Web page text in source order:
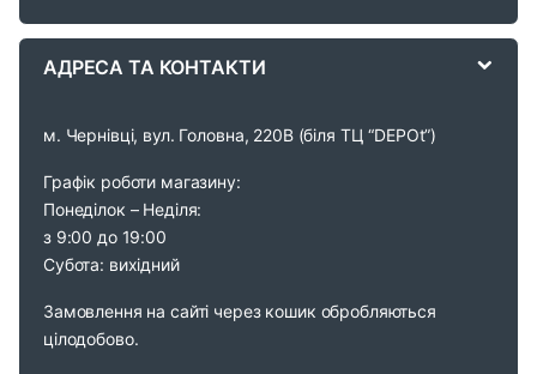
АДРЕСА ТА КОНТАКТИ
м. Чернівці, вул. Головна, 220В (біля ТЦ “DEPOt”)
Графік роботи магазину:
Понеділок – Неділя:
з 9:00 до 19:00
Субота: вихідний
Замовлення на сайті через кошик обробляються
цілодобово.